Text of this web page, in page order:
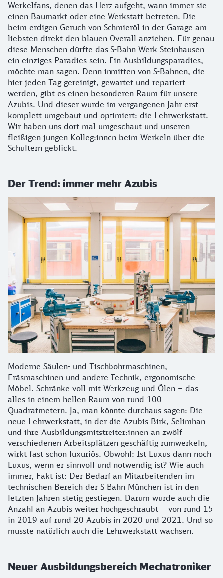
Werkelfans, denen das Herz aufgeht, wann immer sie
einen Baumarkt oder eine Werkstatt betreten. Die
beim erdigen Geruch von Schmieröl in der Garage am
liebsten direkt den blauen Overall anziehen. Für genau
diese Menschen dürfte das S-Bahn Werk Steinhausen
ein einziges Paradies sein. Ein Ausbildungsparadies,
möchte man sagen. Denn inmitten von S-Bahnen, die
hier jeden Tag gereinigt, gewartet und repariert
werden, gibt es einen besonderen Raum für unsere
Azubis. Und dieser wurde im vergangenen Jahr erst
komplett umgebaut und optimiert: die Lehrwerkstatt.
Wir haben uns dort mal umgeschaut und unseren
fleißigen jungen Kolleg:innen beim Werkeln über die
Schultern geblickt.
Der Trend: immer mehr Azubis
Moderne Säulen- und Tischbohrmaschinen,
Fräsmaschinen und andere Technik, ergonomische
Möbel. Schränke voll mit Werkzeug und Ölen – das
alles in einem hellen Raum von rund 100
Quadratmetern. Ja, man könnte durchaus sagen: Die
neue Lehrwerkstatt, in der die Azubis Birk, Selimhan
und ihre Ausbildungsmitstreiter:innen an zwölf
verschiedenen Arbeitsplätzen geschäftig rumwerkeln,
wirkt fast schon luxuriös. Obwohl: Ist Luxus dann noch
Luxus, wenn er sinnvoll und notwendig ist? Wie auch
immer, Fakt ist: Der Bedarf an Mitarbeitenden im
technischen Bereich der S-Bahn München ist in den
letzten Jahren stetig gestiegen. Darum wurde auch die
Anzahl an Azubis weiter hochgeschraubt – von rund 15
in 2019 auf rund 20 Azubis in 2020 und 2021. Und so
musste natürlich auch die Lehrwerkstatt wachsen.
Neuer Ausbildungsbereich Mechatroniker